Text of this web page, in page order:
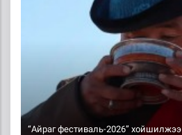
“Айраг фестиваль-2026” хойшилжээ